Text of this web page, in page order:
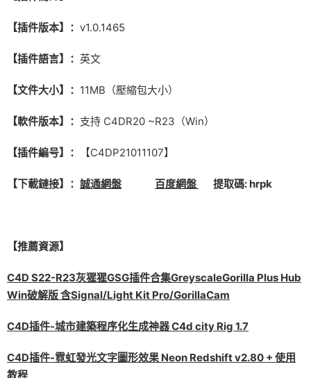
【插件版本】： v1.0.1465
【插件語言】： 英文
【文件大小】： 11MB（壓縮包大小）
【軟件版本】： 支持 C4DR20 ~R23（Win）
【插件編号】： 【C4DP21011107】
【下載鏈接】： 誠通網盤 百度網盤 提取碼: hrpk
【推薦資源】
C4D S22-R23灰猩猩GSG插件合集GreyscaleGorilla Plus Hub
Win破解版 含Signal/Light Kit Pro/GorillaCam
C4D插件-城市建築程序化生成神器 C4d city Rig 1.7
C4D插件-霓虹發光文字圖形效果 Neon Redshift v2.80 + 使用
教程